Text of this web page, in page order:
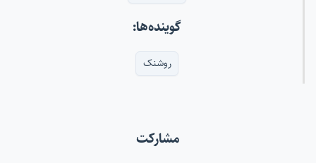
گوینده‌ها:
روشنک
مشارکت